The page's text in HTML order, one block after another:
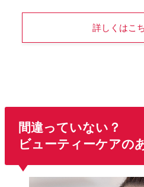
詳しくはこ
間違っていない？
ビューティーケアの